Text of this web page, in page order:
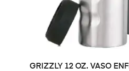
LEER MÁS
GRIZZLY 12 OZ. VASO